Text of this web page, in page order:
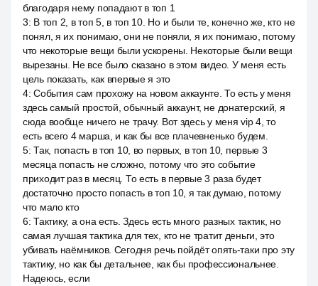
благодаря нему попадают в топ 1
3: В топ 2, в топ 5, в топ 10. Но и были те, конечно же, кто не
понял, я их понимаю, они не поняли, я их понимаю, потому
что некоторые вещи были ускорены. Некоторые были вещи
вырезаны. Не все было сказано в этом видео. У меня есть
цель показать, как впервые я это
4:События сам прохожу на новом аккаунте. То есть у меня
здесь самый простой, обычный аккаунт, не донатерский, я
сюда вообще ничего не трачу. Вот здесь у меня vip 4, то
есть всего 4 марша, и как бы все плачевненько будем.
5:Так, попасть в топ 10, во первых, в топ 10, первые 3
месяца попасть не сложно, потому что это событие
приходит раз в месяц. То есть в первые 3 раза будет
достаточно просто попасть в топ 10, я так думаю, потому
что мало кто
6:Тактику, а она есть. Здесь есть много разных тактик, но
самая лучшая тактика для тех, кто не тратит деньги, это
убивать наёмников. Сегодня речь пойдёт опять-таки про эту
тактику, но как бы детальнее, как бы профессиональнее.
Надеюсь, если